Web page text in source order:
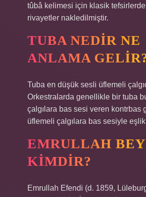
tûbâ kelimesi için klasik
rivayetler nakledilmiştir.
TUBA NEDIR NE
ANLAMA
Tuba en düşük sesli üflemeli
Orkestralarda genellikle bir tuba
çalgılara bas sesi veren kontrbas
üflemeli çalgılara bas sesiyle
EMRULLAH BEY
KIMDIR?
Emrullah Efendi (d. 1859,